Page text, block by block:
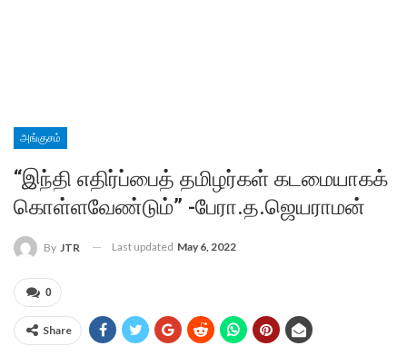
அங்குசம்
“இந்தி எதிர்ப்பைத் தமிழர்கள் கடமையாகக்
கொள்ளவேண்டும்” -பேரா.த.ஜெயராமன்
By JTR Last updated May 6, 2022
0
Share